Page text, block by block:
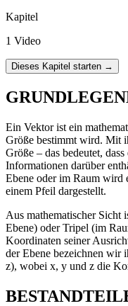
Kapitel
1 Video
Dieses Kapitel starten →
Ein Vektor ist ein
Größe bestimmt wird. Mit
Größe – das bedeutet,
Informationen darüber
Ebene oder im Raum wird
einem Pfeil dargestellt.
Aus mathematischer Sicht
Ebene) oder Tripel (im
Koordinaten seiner
der Ebene bezeichnen wir
z), wobei x, y und z die